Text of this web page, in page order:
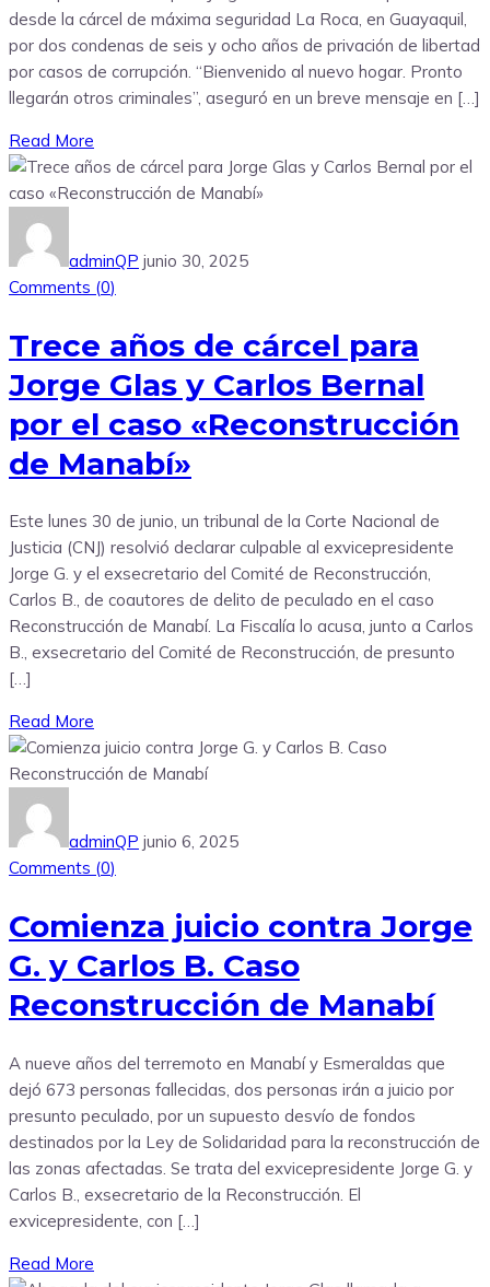
desde la cárcel de máxima seguridad La Roca, en Guayaquil,
por dos condenas de seis y ocho años de privación de libertad
por casos de corrupción. “Bienvenido al nuevo hogar. Pronto
llegarán otros criminales”, aseguró en un breve mensaje en […]
Read More
adminQP junio 30, 2025
Comments (0)
Trece años de cárcel para
Jorge Glas y Carlos Bernal
por el caso «Reconstrucción
de Manabí»
Este lunes 30 de junio, un tribunal de la Corte Nacional de
Justicia (CNJ) resolvió declarar culpable al exvicepresidente
Jorge G. y el exsecretario del Comité de Reconstrucción,
Carlos B., de coautores de delito de peculado en el caso
Reconstrucción de Manabí. La Fiscalía lo acusa, junto a Carlos
B., exsecretario del Comité de Reconstrucción, de presunto
[…]
Read More
adminQP junio 6, 2025
Comments (0)
Comienza juicio contra Jorge
G. y Carlos B. Caso
Reconstrucción de Manabí
A nueve años del terremoto en Manabí y Esmeraldas que
dejó 673 personas fallecidas, dos personas irán a juicio por
presunto peculado, por un supuesto desvío de fondos
destinados por la Ley de Solidaridad para la reconstrucción de
las zonas afectadas. Se trata del exvicepresidente Jorge G. y
Carlos B., exsecretario de la Reconstrucción. El
exvicepresidente, con […]
Read More